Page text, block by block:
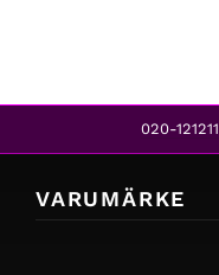
020-121211
VARUMÄRKE